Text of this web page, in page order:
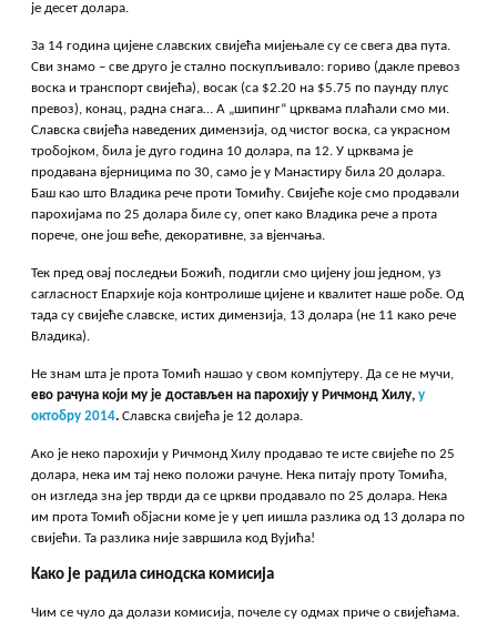
је десет долара.
За 14 година цијене славских свијећа мијењале су се свега два пута.
Сви знамо – све друго је стално поскупљивало: гориво (дакле превоз
воска и транспорт свијећа), восак (са $2.20 на $5.75 по паунду плус
превоз), конац, радна снага… А „шипинг“ црквама плаћали смо ми.
Славска свијећа наведених димензија, од чистог воска, са украсном
тробојком, била је дуго година 10 долара, па 12. У црквама је
продавана вјерницима по 30, само је у Манастиру била 20 долара.
Баш као што Владика рече проти Томићу. Свијеће које смо продавали
парохијама по 25 долара биле су, опет како Владика рече а прота
порече, оне још веће, декоративне, за вјенчања.
Тек пред овај последњи Божић, подигли смо цијену још једном, уз
сагласност Епархије која контролише цијене и квалитет наше робе. Од
тада су свијеће славске, истих димензија, 13 долара (не 11 како рече
Владика).
Не знам шта је прота Томић нашао у свом компјутеру. Да се не мучи,
ево рачуна који мује достављен на парохију у Ричмонд Хилу,у
октобру 2014. Славска свијећа је 12 долара.
Ако је неко парохији у Ричмонд Хилу продавао те исте свијеће по 25
долара, нека им тај неко положи рачуне. Нека питају проту Томића,
он изгледа зна јер тврди да се цркви продавало по 25 долара. Нека
им прота Томић објасни коме је у џеп иишла разлика од 13 долара по
свијећи. Та разлика није завршила код Вујића!
Како је радила синодска комисија
Чим се чуло да долази комисија, почеле су одмах приче о свијећама.